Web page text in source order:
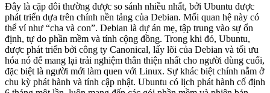
Đây là cặp đôi thường được so sánh nhiều nhất, bởi Ubuntu được
phát triển dựa trên chính nền tảng của Debian. Mối quan hệ này có
thể ví như “cha và con”. Debian là dự án mẹ, tập trung vào sự ổn
định, tự do phần mềm và tính cộng đồng. Trong khi đó, Ubuntu,
được phát triển bởi công ty Canonical, lấy lõi của Debian và tối ưu
hóa nó để mang lại trải nghiệm thân thiện nhất cho người dùng cuối,
đặc biệt là người mới làm quen với Linux. Sự khác biệt chính nằm ở
chu kỳ phát hành và tính cập nhật. Ubuntu có lịch phát hành cố định